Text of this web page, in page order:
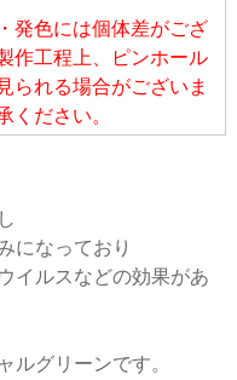
発色には個体差がござ
作工程上、ピンホール
られる場合がございま
ください。
になっており
イルスなどの効果があ
グリーンです。